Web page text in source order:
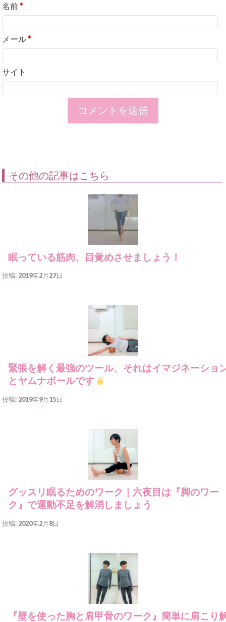
名前*
メール*
サイト
その他の記事はこちら
眠っている筋肉、目覚めさせましょう！
投稿: 2019年2月27日
緊張を解く最強のツール、それはイマジネーショ
とヤムナボールです
投稿: 2019年9月15日
グッスリ眠るためのワーク｜六夜目は『脚のワー
ク』で運動不足を解消しましょう
投稿: 2020年2月8日
『壁を使った胸と肩甲骨のワーク』簡単に肩こり